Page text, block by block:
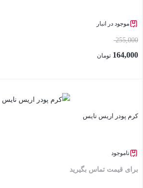
موجود در انبار
255,000
164,000 تومان
کرم پودر اریس نایس
ناموجود
برای قیمت تماس بگیرید